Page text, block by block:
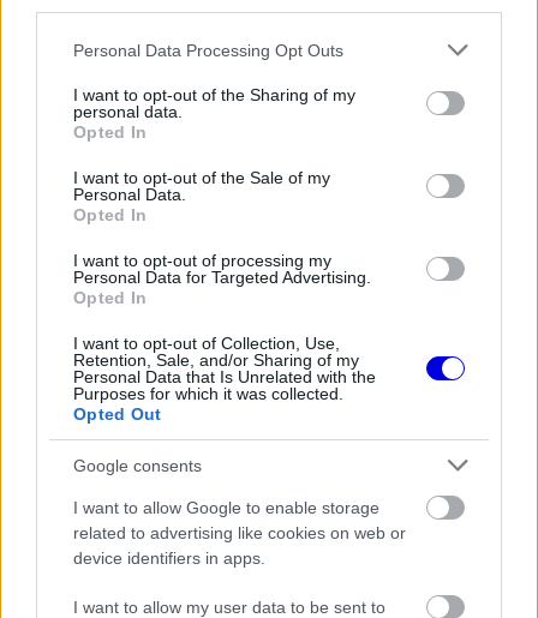
Please note that this website/app uses one or more Google
not limited to your visit or usage behaviour. You may click to
grant or deny consent to Google and its third-party tags to
use your data for below specified purposes in below Google
consent section.
Personal Data Processing Opt Outs
I want to opt-out of the Sharing of my
personal data.
Opted In
I want to opt-out of the Sale of my
Personal Data.
Opted In
I want to opt-out of processing my
Personal Data for Targeted Advertising.
Opted In
I want to opt-out of Collection, Use,
Retention, Sale, and/or Sharing of my
Personal Data that Is Unrelated with the
Purposes for which it was collected.
Opted Out
Google consents
I want to allow Google to enable storage
related to advertising like cookies on web or
device identifiers in apps.
I want to allow my user data to be sent to
szintünket. Jól kezdtük az évet, de ez nagyon
keveset ér, ha egy helyben maradsz” – mondta a
Mercedeshonlapján.
EZEKET IS AJÁNLJUK
Montoya átlátott Verstappen
trükkjén és elárulta a távozási
FORMA-1
miközben baljós árnyak vetülnek a
Holland Nagydíjra
FORMA-1
Súlyos figyelmeztetést kapott a
Ferrari Lewis Hamilton miatt